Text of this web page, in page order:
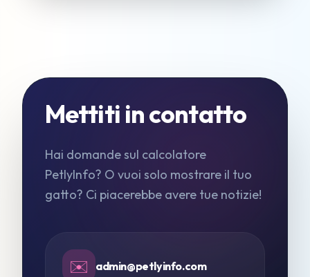
Mettiti in contatto
Hai domande sul calcolatore
PetlyInfo? O vuoi solo mostrare il tuo
gatto? Ci piacerebbe avere tue notizie!
✉️ admin@petlyinfo.com